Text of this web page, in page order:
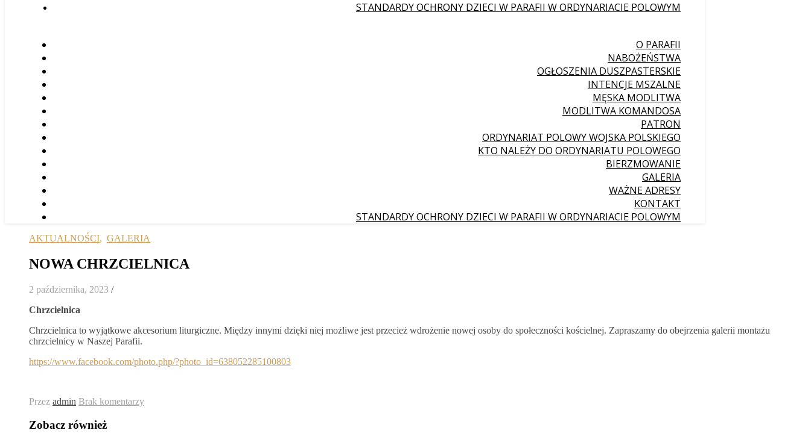
STANDARDY OCHRONY DZIECI W PARAFII W ORDYNARIACIE POLOWYM
O PARAFII
NABOŻEŃSTWA
OGŁOSZENIA DUSZPASTERSKIE
INTENCJE MSZALNE
MĘSKA MODLITWA
MODLITWA KOMANDOSA
PATRON
ORDYNARIAT POLOWY WOJSKA POLSKIEGO
KTO NALEŻY DO ORDYNARIATU POLOWEGO
BIERZMOWANIE
GALERIA
WAŻNE ADRESY
KONTAKT
STANDARDY OCHRONY DZIECI W PARAFII W ORDYNARIACIE POLOWYM
AKTUALNOŚCI, GALERIA
NOWA CHRZCIELNICA
2 października, 2023 /
Chrzcielnica
Chrzcielnica to wyjątkowe akcesorium liturgiczne. Między innymi dzięki niej możliwe jest przecież wdrożenie nowej osoby do społeczności kościelnej. Zapraszamy do obejrzenia galerii montażu
chrzcielnicy w Naszej Parafii.
https://www.facebook.com/photo.php/?photo_id=638052285100803
Przez admin Brak komentarzy
Zobacz również